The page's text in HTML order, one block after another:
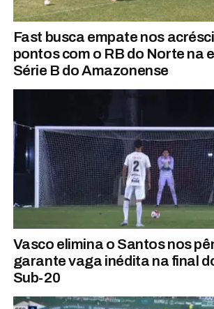
Fast busca empate nos
pontos com o RB do Norte na
Série B do Amazonense
Vasco elimina o Santos nos
garante vaga inédita na final
Sub-20